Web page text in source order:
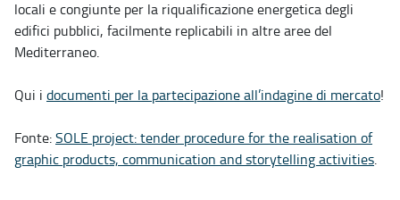
locali e congiunte per la riqualificazione energetica degli
edifici pubblici, facilmente replicabili in altre aree del
Mediterraneo.
Qui i documenti per la partecipazione all’indagine di mercato!
Fonte:SOLE project: tender procedure for the realisation of
graphic products, communication and storytelling activities.